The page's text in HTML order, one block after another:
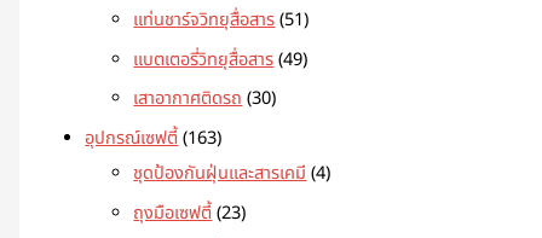
แท่นชาร์จวิทยุสื่อสาร 51
แบตเตอรี่วิทยุสื่อสาร 49
เสาอากาศติดรถ 30
อุปกรณ์เซฟตี้ 163
ชุดป้องกันฝุ่นและสารเคมี 4
ถุงมือเซฟตี้ 23